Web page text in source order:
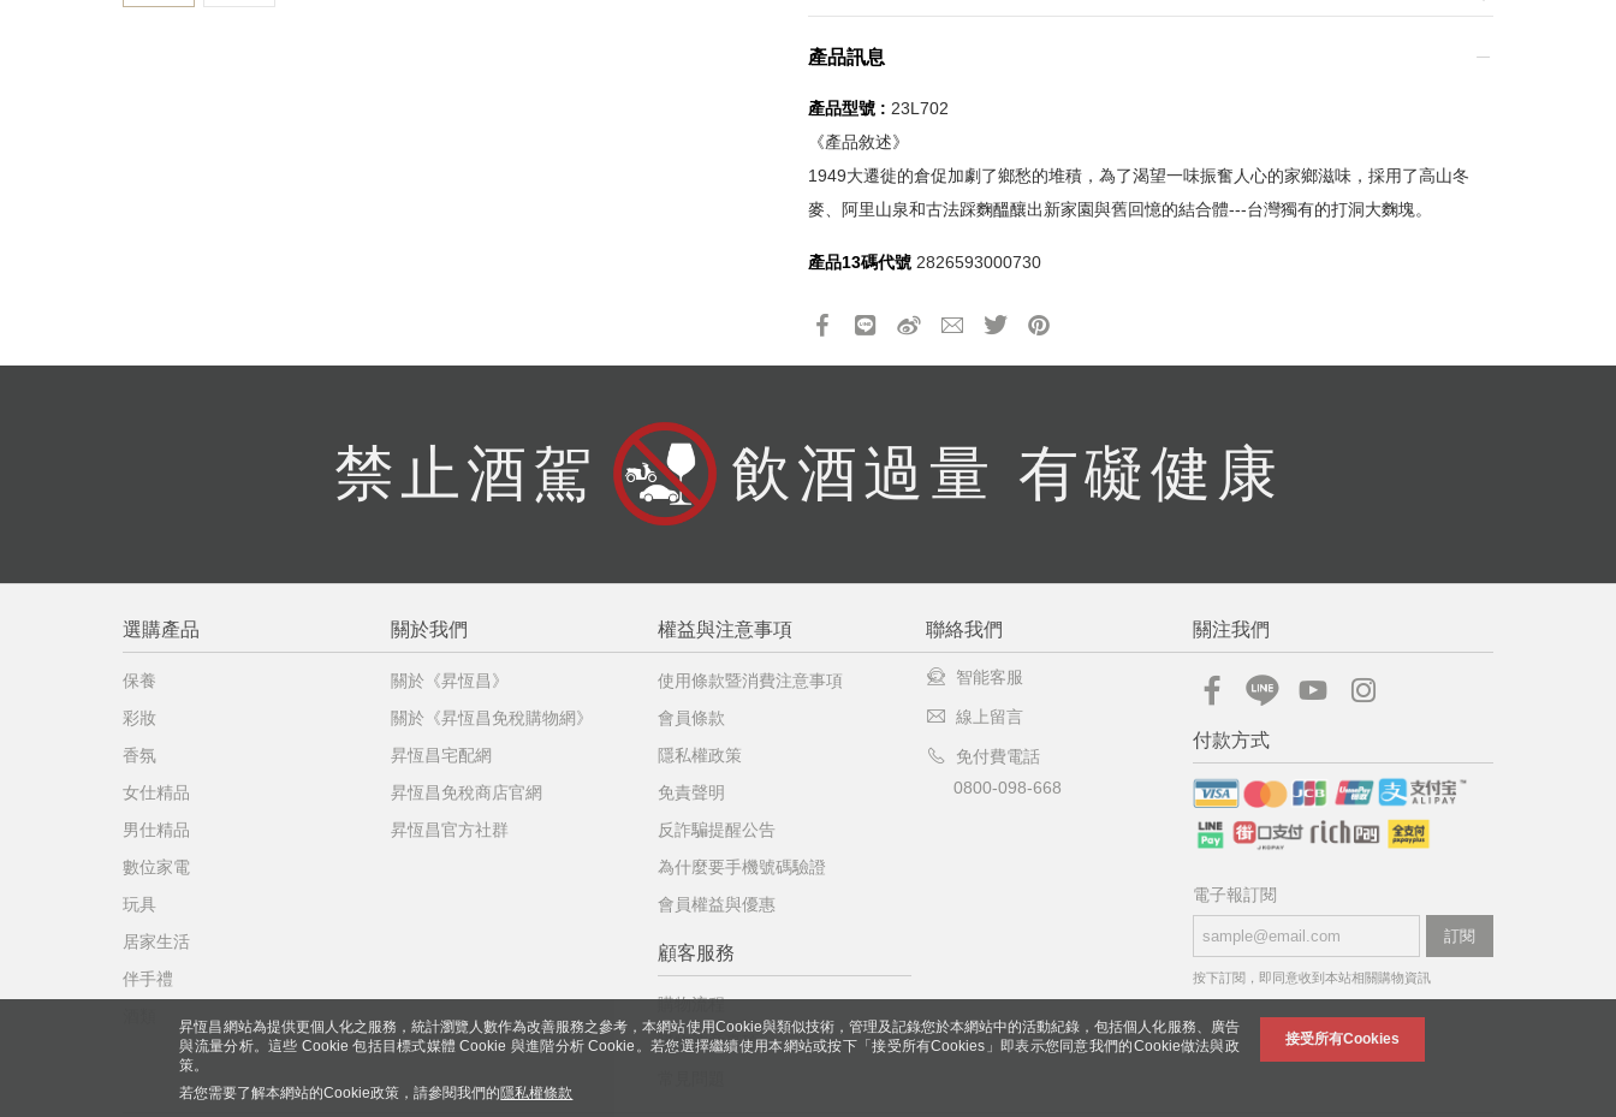
使用
不同機場的下單時間皆不相同，細節或訂購流程指引，請瀏覽購物流程說
您必須登入才有辦法使用喜愛清單！
所有活動皆不可不同訂單相互累計
產品訊息
產品型號 : 23L702
《產品敘述》
1949大遷徙的倉促加劇了鄉愁的堆積，為了渴望一味振奮人心的家鄉滋味，採用了高山冬
麥、阿里山泉和古法踩麴醞釀出新家園與舊回憶的結合體---台灣獨有的打洞大麴塊。
產品13碼代號 2826593000730
禁止酒駕 飲酒過量 有礙健康
昇恆昌網站為提供更個人化之服務，統計瀏覽人數作為改善服務之參考，本網站使用Cookie與類似技術，管理及記錄您於本網站中的活動紀錄，包括個人化服務、廣告
與流量分析。這些 Cookie 包括目標式媒體 Cookie 與進階分析 Cookie。若您選擇繼續使用本網站或按下「接受所有Cookies」即表示您同意我們的Cookie做法與政
策。
若您需要了解本網站的Cookie政策，請參閱我們的隱私權條款
接受所有Cookies
選購產品
保養
彩妝
香氛
女仕精品
男仕精品
數位家電
玩具
居家生活
伴手禮
關於我們
關於《昇恆昌》
關於《昇恆昌免稅購物網》
昇恆昌宅配網
昇恆昌免稅商店官網
昇恆昌官方社群
權益與注意事項
使用條款暨消費注意事項
會員條款
隱私權政策
免責聲明
反詐騙提醒公告
為什麼要手機號碼驗證
會員權益與優惠
顧客服務
購物流程
購物注意事項
聯絡我們
智能客服
線上留言
免付費電話
0800-098-668
關注我們
付款方式
電子報訂閱
訂閱
按下訂閱，即同意收到本站相關購物資訊